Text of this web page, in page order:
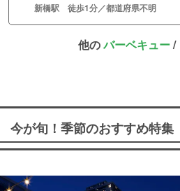
新橋駅 徒歩1分／都道府県不明
他のバーベキュー/
今が旬！季節のおすすめ特集